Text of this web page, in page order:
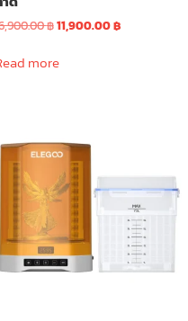
฿Original
was:
11,900.00฿Current
more